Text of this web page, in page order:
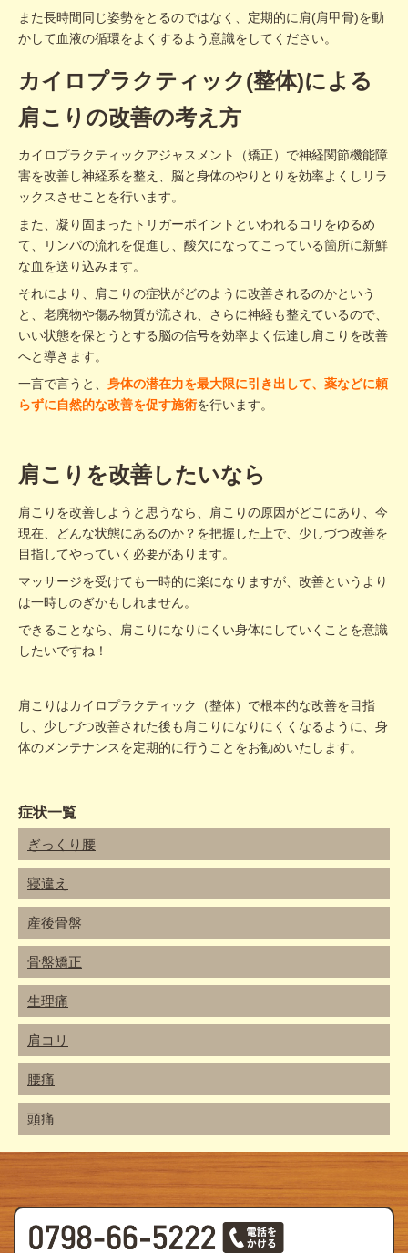
また長時間同じ姿勢をとるのではなく、定期的に肩(肩甲骨)を動
かして血液の循環をよくするよう意識をしてください。
カイロプラクティック(整体)による
肩こりの改善の考え方
カイロプラクティックアジャスメント（矯正）で神経関節機能障
害を改善し神経系を整え、脳と身体のやりとりを効率よくしリラ
ックスさせことを行います。
また、凝り固まったトリガーポイントといわれるコリをゆるめ
て、リンパの流れを促進し、酸欠になってこっている箇所に新鮮
な血を送り込みます。
それにより、肩こりの症状がどのように改善されるのかという
と、老廃物や傷み物質が流され、さらに神経も整えているので、
いい状態を保とうとする脳の信号を効率よく伝達し肩こりを改善
へと導きます。
一言で言うと、 身体の潜在力を最大限に引き出して、薬などに頼
らずに自然的な改善を促す施術を行います。
肩こりを改善したいなら
肩こりを改善しようと思うなら、肩こりの原因がどこにあり、今
現在、どんな状態にあるのか？を把握した上で、少しづつ改善を
目指してやっていく必要があります。
マッサージを受けても一時的に楽になりますが、改善というより
は一時しのぎかもしれません。
できることなら、肩こりになりにくい身体にしていくことを意識
したいですね！
肩こりはカイロプラクティック（整体）で根本的な改善を目指
し、少しづつ改善された後も肩こりになりにくくなるように、身
体のメンテナンスを定期的に行うことをお勧めいたします。
症状一覧
ぎっくり腰
寝違え
産後骨盤
骨盤矯正
生理痛
肩コリ
腰痛
頭痛